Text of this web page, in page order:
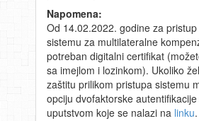
Napomena:
Od 14.02.2022. godine za
sistemu za multilateralne
potreban digitalni certifikat
sa imejlom i lozinkom). Ukoliko
zaštitu prilikom pristupa sistemu
opciju dvofaktorske
uputstvom koje se nalazi na linku.